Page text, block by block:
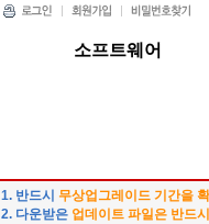
소프트웨어
1. 반드시 무상업그레이드 기간을
2. 다운받은 업데이트 파일은 반드